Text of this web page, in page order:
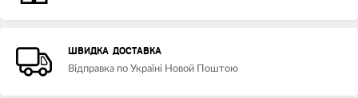
ШВИДКА ДОСТАВКА
Відправка по Україні Новой Поштою